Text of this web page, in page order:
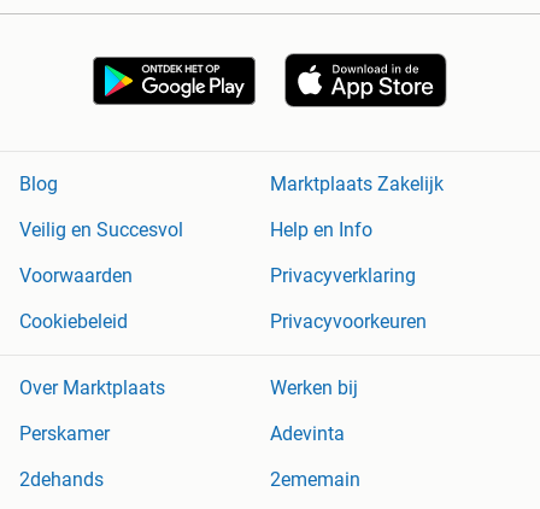
Blog
Marktplaats Zakelijk
Veilig en Succesvol
Help en Info
Voorwaarden
Privacyverklaring
Cookiebeleid
Privacyvoorkeuren
Over Marktplaats
Werken bij
Perskamer
Adevinta
2dehands
2ememain